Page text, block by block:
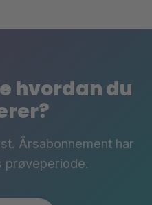
hvordan du
Årsabonnement har
prøveperiode.